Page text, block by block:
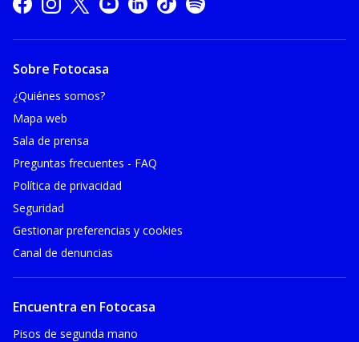
Sobre Fotocasa
¿Quiénes somos?
Mapa web
Sala de prensa
Preguntas frecuentes - FAQ
Política de privacidad
Seguridad
Gestionar preferencias y cookies
Canal de denuncias
Encuentra en Fotocasa
Pisos de segunda mano